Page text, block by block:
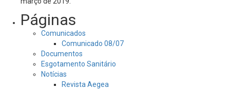
Páginas
Comunicados
Comunicado 08/07
Documentos
Esgotamento Sanitário
Notícias
Revista Aegea